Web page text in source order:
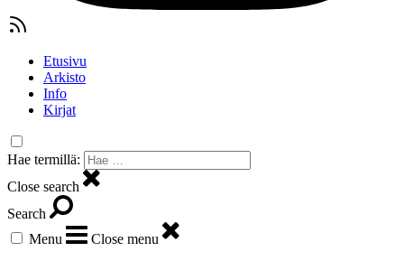
Etusivu
Arkisto
Info
Kirjat
Hae termillä:
Close search
Search
Menu
Close menu